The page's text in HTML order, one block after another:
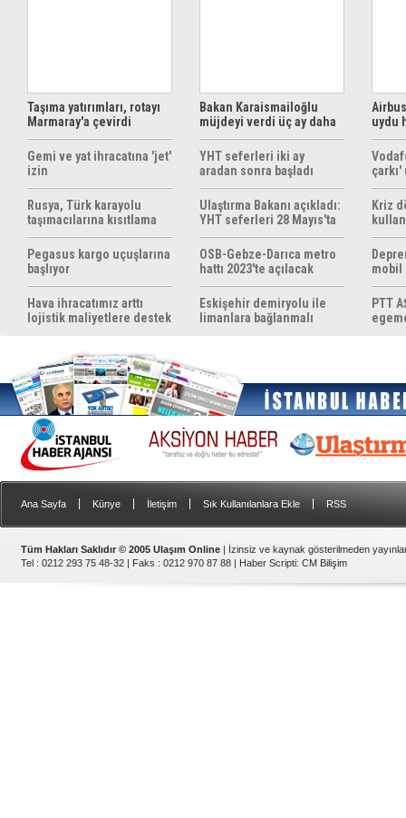
Taşıma yatırımları, rotayı
Marmaray'a çevirdi
Gemi ve yat ihracatına 'jet'
izin
Rusya, Türk karayolu
taşımacılarına kısıtlama
getirebilir
Pegasus kargo uçuşlarına
başlıyor
Hava ihracatımız arttı
lojistik maliyetlere destek
Bakan Karaismailoğlu
müjdeyi verdi üç ay daha
ücretsiz
YHT seferleri iki ay
aradan sonra başladı
Ulaştırma Bakanı açıkladı:
YHT seferleri 28 Mayıs'ta
başlıyor
OSB-Gebze-Darıca metro
hattı 2023'te açılacak
Eskişehir demiryolu ile
limanlara bağlanmalı
uydu
Kriz
mobil
PTT
Ana Sayfa Künye İletişim Sık Kullanılanlara Ekle RSS
Tüm Hakları Saklıdır © 2005 Ulaşım Online | İzinsiz ve kaynak gösterilmeden
Tel : 0212 293 75 48-32 | Faks : 0212 970 87 88 | Haber Scripti: CM Bilişim